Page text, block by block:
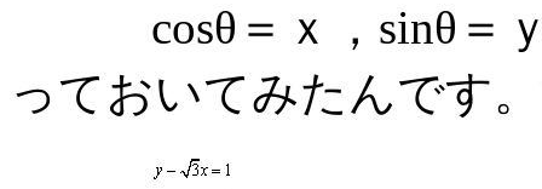
cosθ＝ｘ，sinθ＝
っておいてみたんです